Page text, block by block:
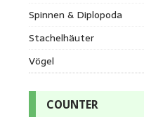
Spinnen & Diplopoda
Stachelhäuter
Vögel
COUNTER